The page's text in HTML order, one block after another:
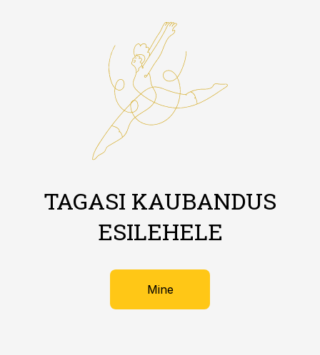
TAGASI KAUBANDUS
ESILEHELE
Mine